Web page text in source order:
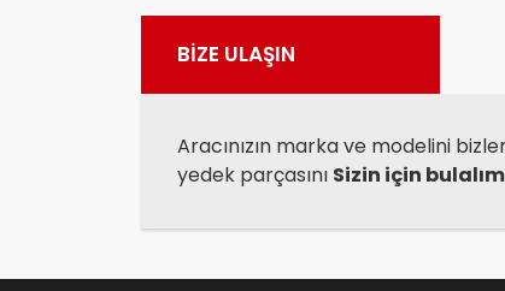
BİZE ULAŞIN
Aracınızın marka ve modelini
yedek parçasını Sizin için